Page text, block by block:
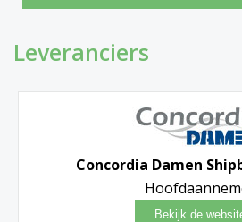
Leveranciers
Concordia Damen